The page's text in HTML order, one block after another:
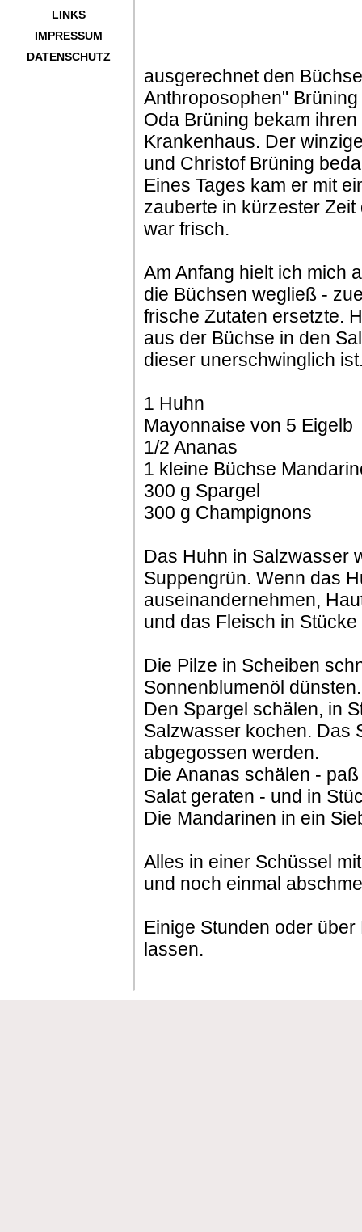
LINKS
IMPRESSUM
DATENSCHUTZ
ausgerechnet den
Anthroposophen"
Oda Brüning bekam
Krankenhaus. Der
und Christof Brüning
Eines Tages kam er mit
zauberte in kürzester
war frisch.
Am Anfang hielt ich mich
die Büchsen wegließ -
frische Zutaten ersetzte.
aus der Büchse in den
dieser unerschwinglich
1 Huhn
Mayonnaise von 5 Eigelb
1/2 Ananas
1 kleine Büchse
300 g Spargel
300 g Champignons
Das Huhn in Salzwasser
Suppengrün. Wenn das
auseinandernehmen,
und das Fleisch in
Die Pilze in Scheiben
Sonnenblumenöl dünsten.
Den Spargel schälen, in
Salzwasser kochen. Das
abgegossen werden.
Die Ananas schälen -
Salat geraten - und in
Die Mandarinen in ein
Alles in einer Schüssel
und noch einmal
Einige Stunden oder
lassen.